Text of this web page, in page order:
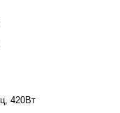
420Вт